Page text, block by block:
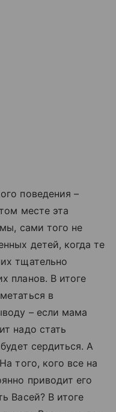
поведения –
месте эта
сами того не
детей, когда те
тщательно
планов. В итоге
в
– если мама
надо стать
сердиться. А
того, кого все на
приводит его
Васей? В итоге